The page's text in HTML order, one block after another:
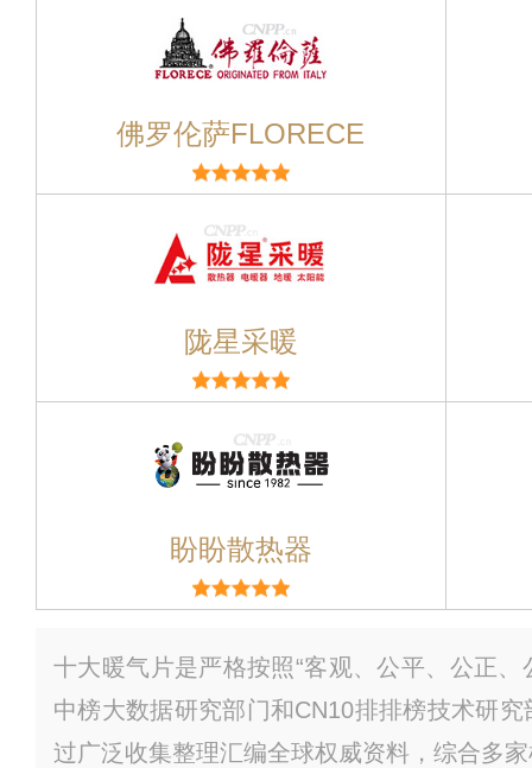
佛罗伦萨FLORECE
陇星采暖
盼盼散热器
十大暖气片是严格按照“客观、公平、公正、
中榜大数据研究部门和CN10排排榜技术研
过广泛收集整理汇编全球权威资料，综合多